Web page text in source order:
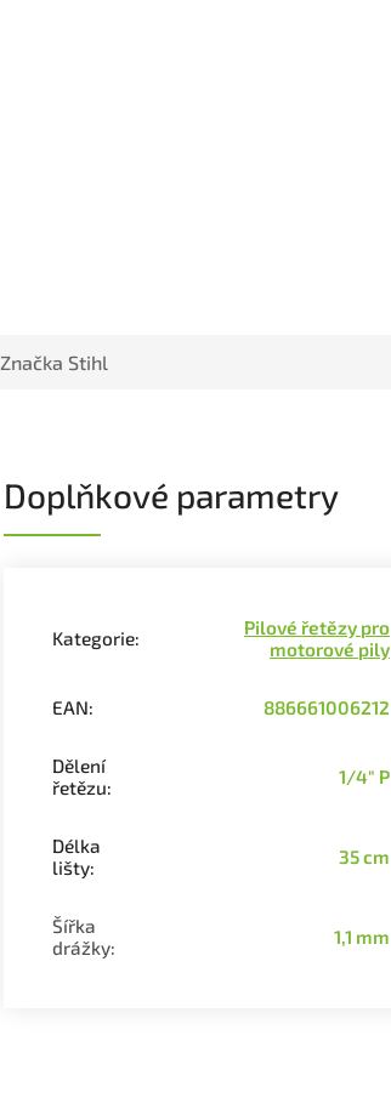
Značka Stihl
Doplňkové parametry
Kategorie:
Pilové řetězy pro
motorové pily
EAN: 886661006212
Dělení
řetězu: 1/4" P
Délka
lišty: 35 cm
Šířka
drážky: 1,1 mm